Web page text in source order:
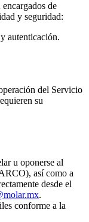
de
y seguridad:
autenticación.
del Servicio
su
u oponerse al
así como a
desde el
.
conforme a la